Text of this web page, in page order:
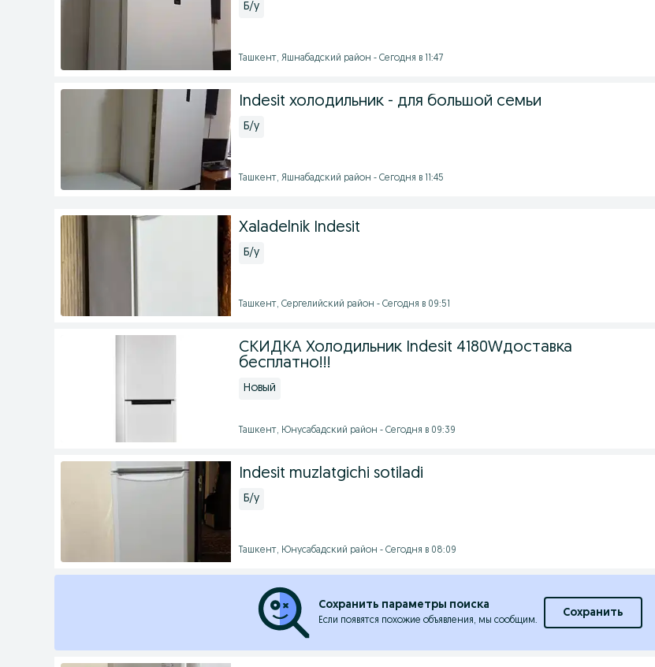
Б/у
Ташкент, Яшнабадский район - Сегодня в 11:47
Indesit холодильник - для большой семьи
Б/у
Ташкент, Яшнабадский район - Сегодня в 11:45
Xaladelnik Indesit
Б/у
Ташкент, Сергелийский район - Сегодня в 09:51
СКИДКА Холодильник Indesit 4180Wдоставка
бесплатно!!!
Новый
Ташкент, Юнусабадский район - Сегодня в 09:39
Indesit muzlatgichi sotiladi
Б/у
Ташкент, Юнусабадский район - Сегодня в 08:09
Сохранить параметры поиска
Если появятся похожие объявления, мы сообщим.
Сохранить